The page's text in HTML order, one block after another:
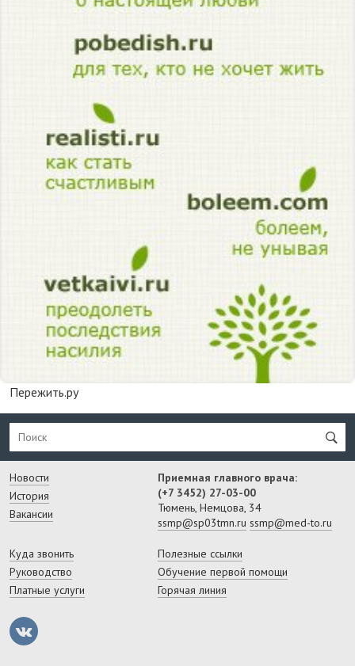
Пережить.ру
Новости
История
Вакансии
Приемная главного врача:
(+7 3452) 27-03-00
Тюмень, Немцова, 34
ssmp@sp03tmn.ru ssmp@med-to.ru
Куда звонить
Руководство
Платные услуги
Полезные ссылки
Обучение первой помощи
Горячая линия